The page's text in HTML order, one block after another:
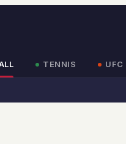
TENNIS UFC